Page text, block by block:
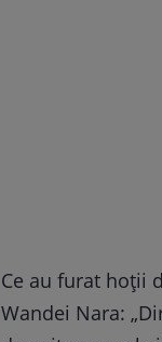
Ce au furat hoții
Wandei Nara: